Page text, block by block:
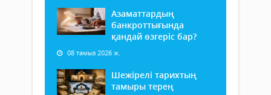
Азаматтардың
банкроттығында
қандай өзгеріс бар?
08 тамыз 2026 ж.
Шежірелі тарихтың
тамыры терең